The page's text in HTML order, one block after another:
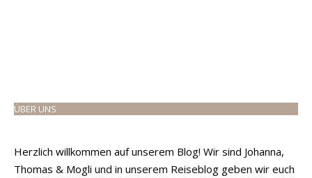
ÜBER UNS
Herzlich willkommen auf unserem Blog! Wir sind Johanna,
Thomas & Mogli und in unserem Reiseblog geben wir euch